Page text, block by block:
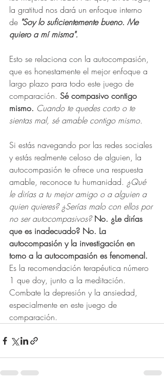
la gratitud nos dará un enfoque interno
de "Soy lo suficientemente bueno. Me
quiero a mí misma".
Esto se relaciona con la autocompasión,
que es honestamente el mejor enfoque a
largo plazo para todo este juego de
comparación. Sé compasivo contigo
mismo. Cuando te quedes corto o te
sientas mal, sé amable contigo mismo.
Si estás navegando por las redes sociales
y estás realmente celoso de alguien, la
autocompasión te ofrece una respuesta
amable, reconoce tu humanidad. ¿Qué
le dirías a tu mejor amigo o a alguien a
quien quieres? ¿Serías malo con ellos por
no ser autocompasivos? No. ¿Le dirías
que es inadecuado? No. La
autocompasión y la investigación en
torno a la autocompasión es fenomenal.
Es la recomendación terapéutica número
1 que doy, junto a la meditación.
Combate la depresión y la ansiedad,
especialmente en este juego de
comparación.